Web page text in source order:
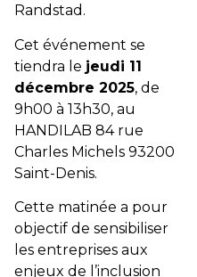
Randstad.
Cet événement se
tiendra le jeudi 11
décembre 2025, de
9h00 à 13h30, au
HANDILAB 84 rue
Charles Michels 93200
Saint-Denis.
Cette matinée a pour
objectif de sensibiliser
les entreprises aux
enjeux de l’inclusion